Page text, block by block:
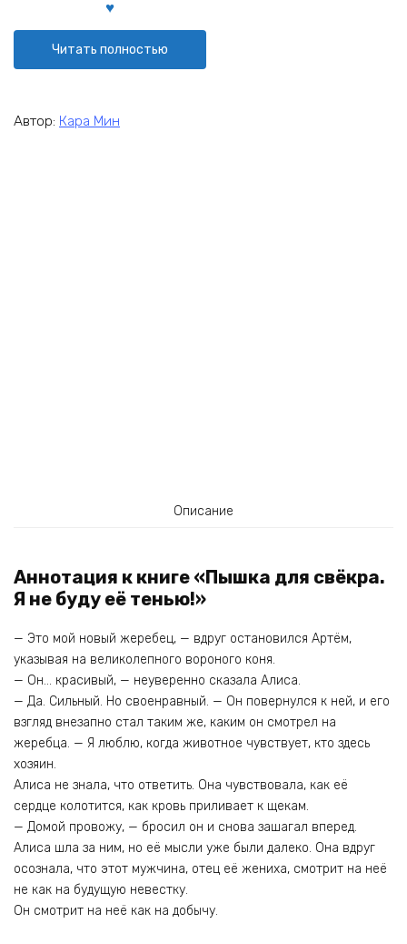
Читать полностью
Автор: Кара Мин
Описание
Аннотация к книге «Пышка для свёкра.
Я не буду её тенью!»
— Это мой новый жеребец, — вдруг остановился Артём,
указывая на великолепного вороного коня.
— Он… красивый, — неуверенно сказала Алиса.
— Да. Сильный. Но своенравный. — Он повернулся к ней, и его
взгляд внезапно стал таким же, каким он смотрел на
жеребца. — Я люблю, когда животное чувствует, кто здесь
хозяин.
Алиса не знала, что ответить. Она чувствовала, как её
сердце колотится, как кровь приливает к щекам.
— Домой провожу, — бросил он и снова зашагал вперед.
Алиса шла за ним, но её мысли уже были далеко. Она вдруг
осознала, что этот мужчина, отец её жениха, смотрит на неё
не как на будущую невестку.
Он смотрит на неё как на добычу.